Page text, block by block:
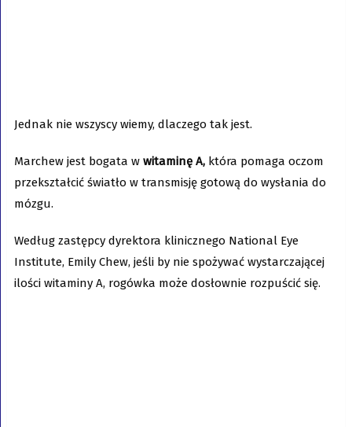
Jednak nie wszyscy wiemy, dlaczego tak jest.
Marchew jest bogata w witaminę A,która pomaga oczom
przekształcić światło w transmisję gotową do wysłania do
mózgu.
Według zastępcy dyrektora klinicznego National Eye
Institute, Emily Chew, jeśli by nie spożywać wystarczającej
ilości witaminy A, rogówka może dosłownie rozpuścić się.